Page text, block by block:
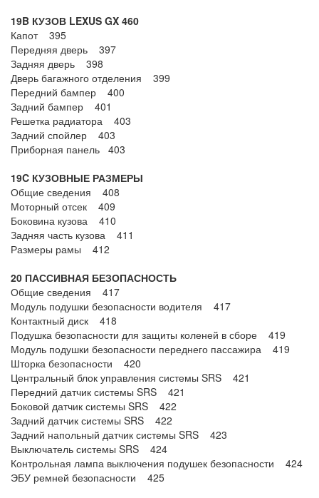
19B КУЗОВ LEXUS GX 460
Капот 395
Передняя дверь 397
Задняя дверь 398
Дверь багажного отделения 399
Передний бампер 400
Задний бампер 401
Решетка радиатора 403
Задний спойлер 403
Приборная панель 403
19C КУЗОВНЫЕ РАЗМЕРЫ
Общие сведения 408
Моторный отсек 409
Боковина кузова 410
Задняя часть кузова 411
Размеры рамы 412
20 ПАССИВНАЯ БЕЗОПАСНОСТЬ
Общие сведения 417
Модуль подушки безопасности водителя 417
Контактный диск 418
Подушка безопасности для защиты коленей в сборе 419
Модуль подушки безопасности переднего пассажира 419
Шторка безопасности 420
Центральный блок управления системы SRS 421
Передний датчик системы SRS 421
Боковой датчик системы SRS 422
Задний датчик системы SRS 422
Задний напольный датчик системы SRS 423
Выключатель системы SRS 424
Контрольная лампа выключения подушек безопасности 424
ЭБУ ремней безопасности 425